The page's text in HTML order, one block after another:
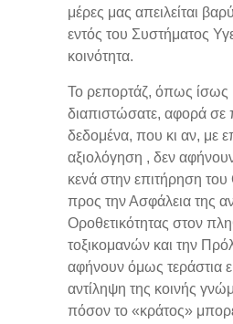
μέρες μας απειλείται
εντός του Συστήματος
κοινότητα.
Το ρεπορτάζ, όπως
διαπιστώσατε, αφορά σε
δεδομένα, που κι αν, με
αξιολόγηση , δεν
κενά στην επιτήρηση
προς την Ασφάλεια της
Οροθετικότητας στον
τοξικομανών και την
αφήνουν όμως τεράστια
αντίληψη της κοινής
πόσον το «κράτος»